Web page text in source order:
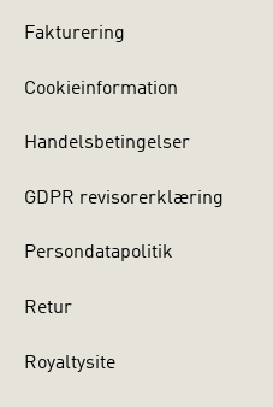
Fakturering
Cookieinformation
Handelsbetingelser
GDPR revisorerklæring
Persondatapolitik
Retur
Royaltysite